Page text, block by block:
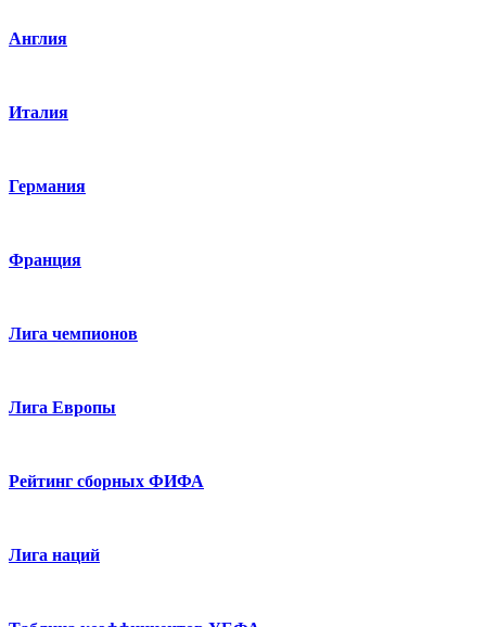
Англия
Италия
Германия
Франция
Лига чемпионов
Лига Европы
Рейтинг сборных ФИФА
Лига наций